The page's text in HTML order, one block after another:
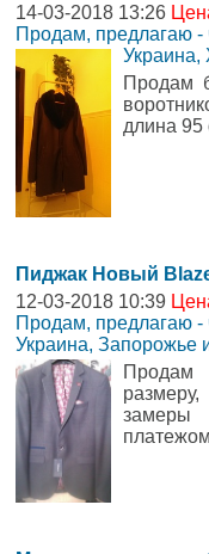
14-03-2018 13:26
Продам, предлагаю -
Украина,
Продам
длина 95
Пиджак Новый
12-03-2018 10:39
Продам, предлагаю -
Украина, Запорожье
Продам